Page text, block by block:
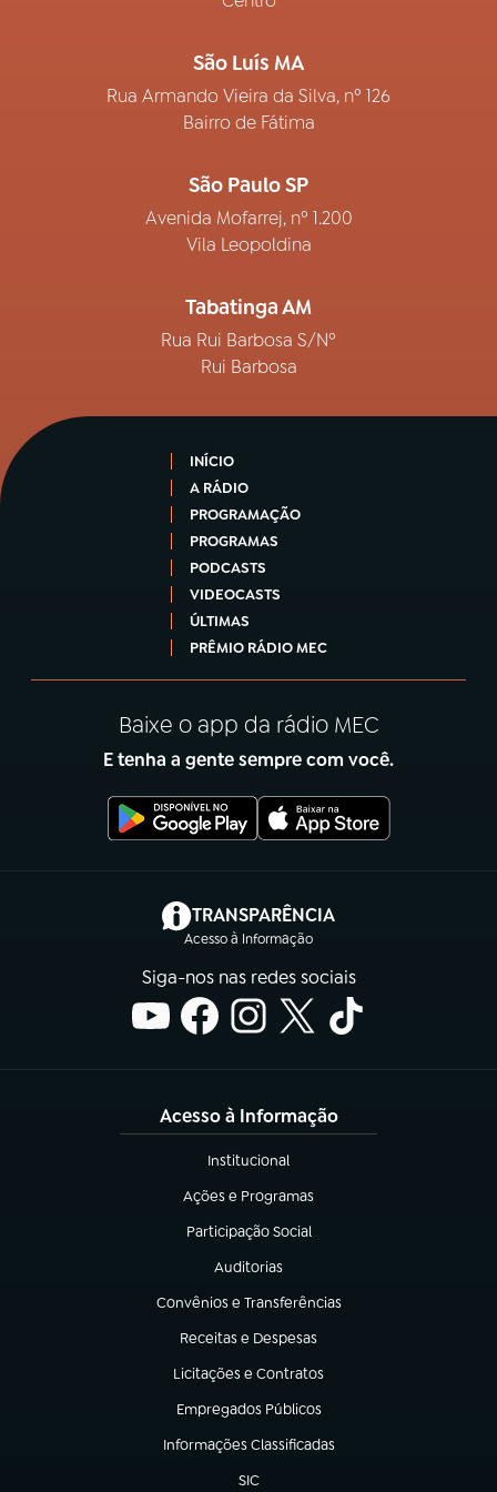
São Luís MA
Rua Armando Vieira da Silva, nº 126
Bairro de Fátima
São Paulo SP
Avenida Mofarrej, nº 1.200
Vila Leopoldina
Tabatinga AM
Rua Rui Barbosa S/Nº
Rui Barbosa
INÍCIO
A RÁDIO
PROGRAMAÇÃO
PROGRAMAS
PODCASTS
VIDEOCASTS
ÚLTIMAS
PRÊMIO RÁDIO MEC
Baixe o app da rádio MEC
E tenha a gente sempre com você.
TRANSPARÊNCIA
Acesso à Informação
(abre em nova aba)
Siga-nos nas redes sociais
Acesso à Informação
Institucional
(abre em nova aba)
Ações e Programas
(abre em nova aba)
Participação Social
(abre em nova aba)
Auditorias
(abre em nova aba)
Convênios e Transferências
(abre em nova aba)
Receitas e Despesas
(abre em nova aba)
Licitações e Contratos
(abre em nova aba)
Empregados Públicos
(abre em nova aba)
Informações Classificadas
(abre em nova aba)
SIC
(abre em nova aba)